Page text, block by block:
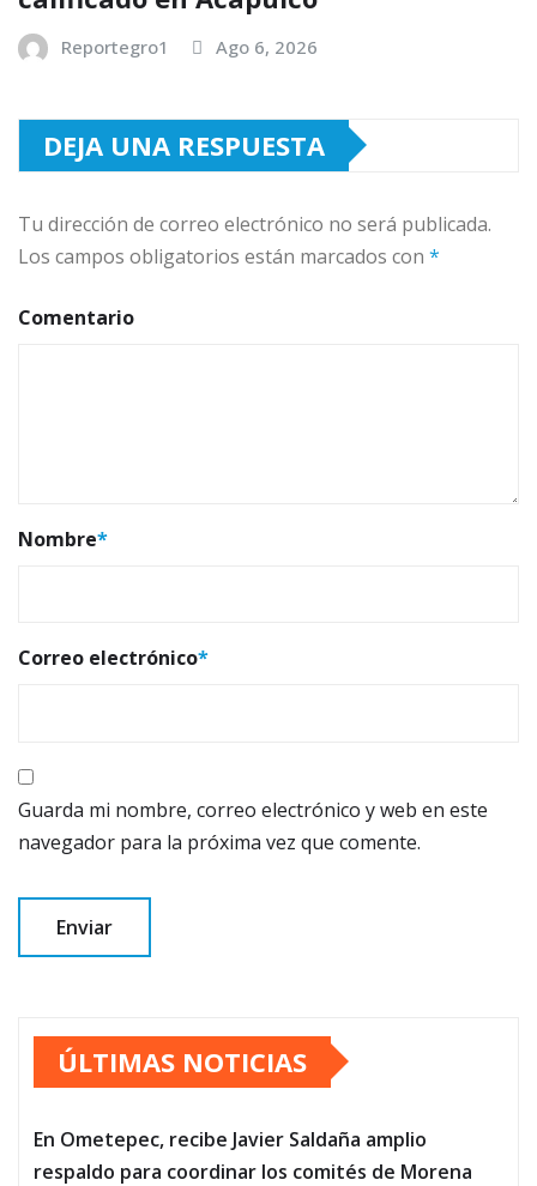
Reportegro1 Ago 6, 2026
DEJA UNA RESPUESTA
Tu dirección de correo electrónico no será publicada.
Los campos obligatorios están marcados con *
Comentario
Nombre*
Correo electrónico*
Guarda mi nombre, correo electrónico y web en este
navegador para la próxima vez que comente.
ÚLTIMAS NOTICIAS
En Ometepec, recibe Javier Saldaña amplio
respaldo para coordinar los comités de Morena